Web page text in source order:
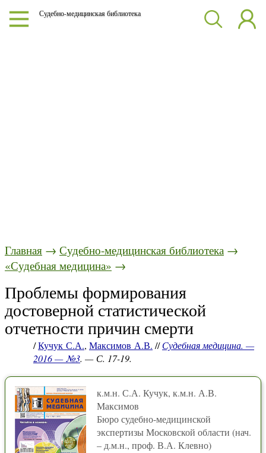
Судебно-медицинская библиотека
Главная → Судебно-медицинская библиотека →
«Судебная медицина» →
Проблемы формирования
достоверной статистической
отчетности причин смерти
/Кучук С.А., Максимов А.В. //Судебная медицина. —
2016 — №3. — С. 17-19.
к.м.н. С.А. Кучук, к.м.н. А.В.
Максимов
Бюро судебно-медицинской
экспертизы Московской области (нач.
– д.м.н., проф. В.А. Клевно)